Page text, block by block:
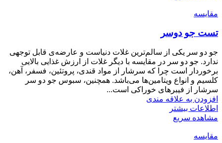
مقایسه
تست جو دوسر
جو دو سر یکی از سالم‌ترین غلات دنیاست و عارضه‌ی قابل توجهی
ندارد. جو دو سر در مقایسه با دیگر غلات از ارزش غذایی بالایی
برخوردار است چرا که سرشار از مواد قندی، پروتئین، فسفر، آهن،
کلسیم و انواع ویتامین‌ها می‌باشد. همچنین، سبوس جو دو سر
سرشار از فیبرهای خوراکی است...
افزودن به علاقه مندی
اطلاعات بیشتر
مشاهده سریع
مقایسه